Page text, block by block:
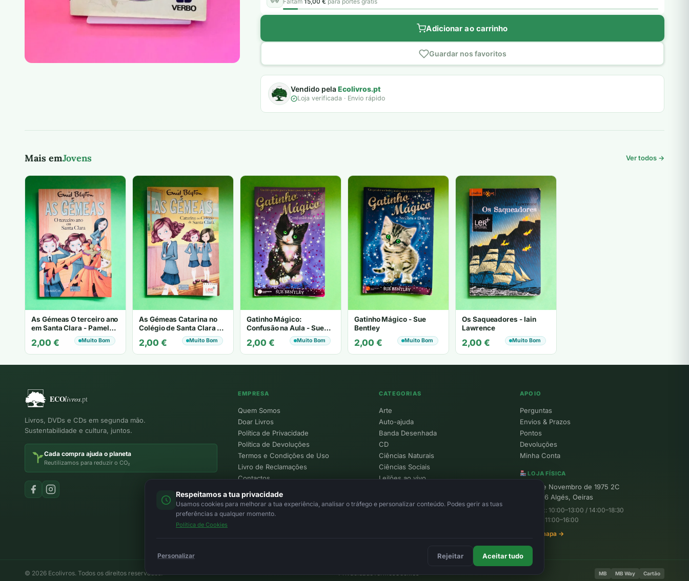
Adicionar ao carrinho
Guardar nos favoritos
Vendido pelaEcolivros.pt
Loja verificada · Envio rápido
Mais emJovens Ver todos →
As Gémeas O terceiro ano
em Santa Clara - Pamela
2,00 € Muito Bom
As Gémeas Catarina no
Colégio de Santa Clara -
2,00 € Muito Bom
Gatinho Mágico:
Confusão na Aula - Sue
2,00 € Muito Bom
Gatinho Mágico - Sue
Bentley
2,00 € Muito Bom
Os Saqueadores - Iain
Lawrence
2,00 € Muito Bom
Livros, DVDs e CDs em segunda mão.
Sustentabilidade e cultura, juntos.
Cada compra ajuda o planeta
Reutilizamos para reduzir o CO₂
EMPRESA
Quem Somos
Doar Livros
Política de Privacidade
Política de Devoluções
Termos e Condições de Uso
Livro de Reclamações
Contactos
CATEGORIAS
Arte
Auto-ajuda
Banda Desenhada
CD
Ciências Naturais
Ciências Sociais
Leilões ao vivo
APOIO
Perguntas
Envios & Prazos
Pontos
Devoluções
Minha Conta
LOJA FÍSICA
R. 25 de Novembro de 1975 2C
1495-156 Algés, Oeiras
Seg–Sex: 10:00–13:00 / 14:00–18:30
Sábado: 11:00–16:00
Ver no mapa →
© 2026 Ecolivros. Todos os direitos reservados. PrivacidadeTermosCookies MB MB Way Cartão
Respeitamos a tua privacidade
Usamos cookies para melhorar a tua experiência, analisar o tráfego e personalizar conteúdo. Podes gerir as tuas
preferências a qualquer momento.
Política de Cookies
Personalizar Rejeitar Aceitar tudo